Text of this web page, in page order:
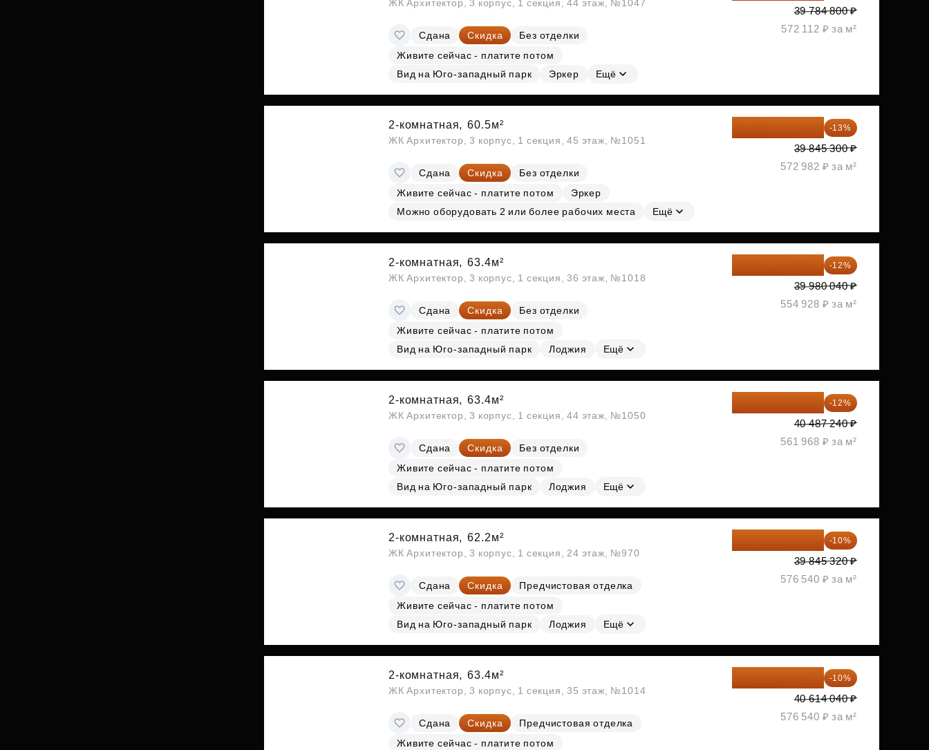
ЖК Архитектор, 3 корпус, 1 секция, 44 этаж, №1047
Сдана Скидка
Без отделки
Живите сейчас - платите потом
Вид на Юго-западный парк
Эркер Ещё
39 784 800 ₽
572 112 ₽ за м²
2-комнатная, 60.5м²
ЖК Архитектор, 3 корпус, 1 секция, 45 этаж, №1051
Сдана Скидка
Без отделки
Живите сейчас - платите потом
Эркер
Можно оборудовать 2 или более рабочих места
Ещё
-13%
39 845 300 ₽
572 982 ₽ за м²
2-комнатная, 63.4м²
ЖК Архитектор, 3 корпус, 1 секция, 36 этаж, №1018
Сдана Скидка
Без отделки
Живите сейчас - платите потом
Вид на Юго-западный парк
Лоджия Ещё
-12%
39 980 040 ₽
554 928 ₽ за м²
2-комнатная, 63.4м²
ЖК Архитектор, 3 корпус, 1 секция, 44 этаж, №1050
Сдана Скидка
Без отделки
Живите сейчас - платите потом
Вид на Юго-западный парк
Лоджия Ещё
-12%
40 487 240 ₽
561 968 ₽ за м²
2-комнатная, 62.2м²
ЖК Архитектор, 3 корпус, 1 секция, 24 этаж, №970
Сдана Скидка
Предчистовая отделка
Живите сейчас - платите потом
Вид на Юго-западный парк
Лоджия Ещё
-10%
39 845 320 ₽
576 540 ₽ за м²
2-комнатная, 63.4м²
ЖК Архитектор, 3 корпус, 1 секция, 35 этаж, №1014
Сдана Скидка
Предчистовая отделка
Живите сейчас - платите потом
-10%
40 614 040 ₽
576 540 ₽ за м²